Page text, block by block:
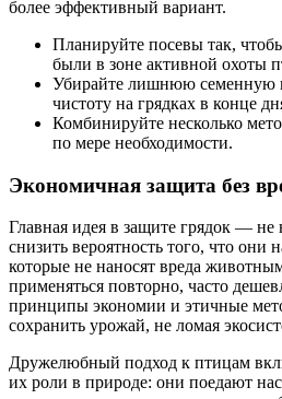
более эффективный вариант.
Планируйте посевы так,
были в зоне активной охоты
Убирайте лишнюю семенную
чистоту на грядках в конце
Комбинируйте несколько
по мере необходимости.
Экономичная защита без
Главная идея в защите грядок — не
снизить вероятность того, что они
которые не наносят вреда
применяться повторно, часто
принципы экономии и этичные
сохранить урожай, не ломая
Дружелюбный подход к птицам
их роли в природе: они поедают